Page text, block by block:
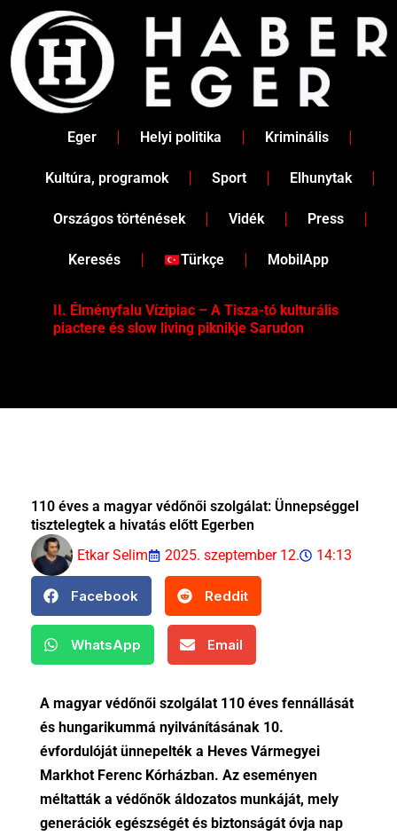
content
Eger Helyi politika Kriminális
Kultúra, programok Sport Elhunytak
Országos történések Vidék Press
Keresés Türkçe MobilApp
II. Élményfalu Vízipiac – A Tisza-tó kulturális
piactere és slow living piknikje Sarudon
110 éves a magyar védőnői szolgálat: Ünnepséggel
tisztelegtek a hivatás előtt Egerben
Etkar Selim
2025. szeptember 12. 14:13
Facebook Reddit
WhatsApp Email
A magyar védőnői szolgálat 110 éves fennállását
és hungarikummá nyilvánításának 10.
évfordulóját ünnepelték a Heves Vármegyei
Markhot Ferenc Kórházban. Az eseményen
méltatták a védőnők áldozatos munkáját, mely
generációk egészségét és biztonságát óvja nap